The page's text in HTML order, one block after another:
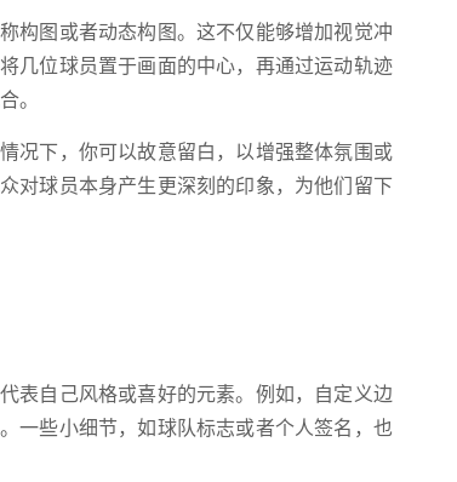
构图或者动态构图。这不仅能够增加视觉冲
几位球员置于画面的中心，再通过运动轨迹
。
况下，你可以故意留白，以增强整体氛围或
对球员本身产生更深刻的印象，为他们留下
表自己风格或喜好的元素。例如，自定义边
一些小细节，如球队标志或者个人签名，也